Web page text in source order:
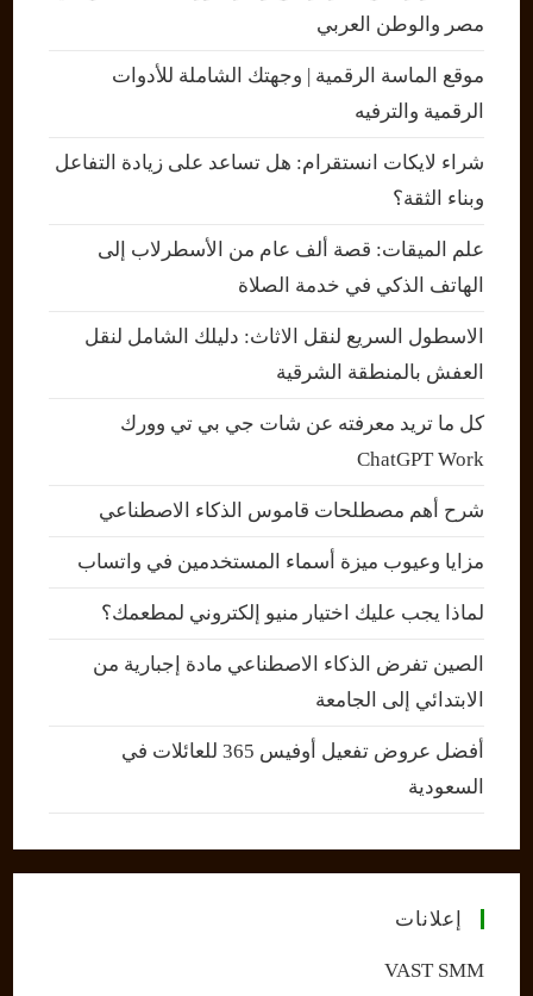
مصر والوطن العربي
موقع الماسة الرقمية | وجهتك الشاملة للأدوات
الرقمية والترفيه
شراء لايكات انستقرام: هل تساعد على زيادة التفاعل
وبناء الثقة؟
علم الميقات: قصة ألف عام من الأسطرلاب إلى
الهاتف الذكي في خدمة الصلاة
الاسطول السريع لنقل الاثاث: دليلك الشامل لنقل
العفش بالمنطقة الشرقية
كل ما تريد معرفته عن شات جي بي تي وورك
ChatGPT Work
شرح أهم مصطلحات قاموس الذكاء الاصطناعي
مزايا وعيوب ميزة أسماء المستخدمين في واتساب
لماذا يجب عليك اختيار منيو إلكتروني لمطعمك؟
الصين تفرض الذكاء الاصطناعي مادة إجبارية من
الابتدائي إلى الجامعة
أفضل عروض تفعيل أوفيس 365 للعائلات في
السعودية
إعلانات
VAST SMM